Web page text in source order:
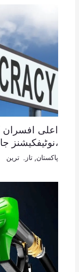
اعلی افسران
،نوٹیفکیشنز
پاکستان تازہ ترین